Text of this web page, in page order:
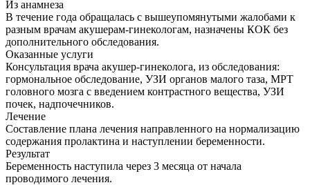
Из анамнеза
В течение года обращалась с вышеупомянутыми жалобами к
разным врачам акушерам-гинекологам, назначены КОК без
дополнительного обследования.
Оказанные услуги
Консультация врача акушер-гинеколога, из обследования:
гормональное обследование, УЗИ органов малого таза, МРТ
головного мозга с введением контрастного вещества, УЗИ
почек, надпочечников.
Лечение
Составление плана лечения направленного на нормализацию
содержания пролактина и наступлении беременности.
Результат
Беременность наступила через 3 месяца от начала
проводимого лечения.